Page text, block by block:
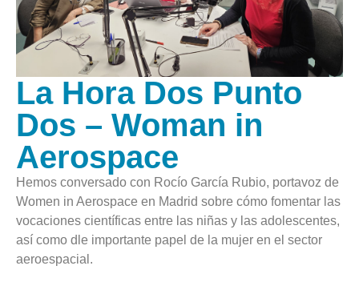
La Hora Dos Punto
Dos – Woman in
Aerospace
Hemos conversado con Rocío García Rubio, portavoz de
Women in Aerospace en Madrid sobre cómo fomentar las
vocaciones científicas entre las niñas y las adolescentes,
así como dle importante papel de la mujer en el sector
aeroespacial.